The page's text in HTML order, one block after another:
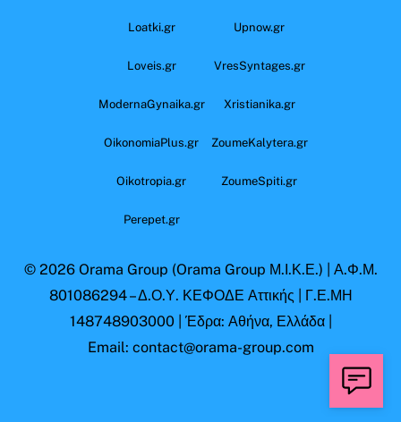
Loatki.gr Upnow.gr
Loveis.gr VresSyntages.gr
ModernaGynaika.gr Xristianika.gr
OikonomiaPlus.gr ZoumeKalytera.gr
Oikotropia.gr ZoumeSpiti.gr
Perepet.gr
© 2026 Orama Group (Orama Group Μ.Ι.Κ.Ε.) | Α.Φ.Μ.
801086294 – Δ.Ο.Υ. ΚΕΦΟΔΕ Αττικής | Γ.Ε.ΜΗ
148748903000 | Έδρα: Αθήνα, Ελλάδα |
Email: contact@orama-group.com